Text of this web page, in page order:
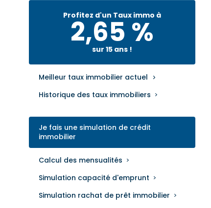
Profitez d'un Taux immo à
2,65 %
sur 15 ans !
Meilleur taux immobilier actuel
Historique des taux immobiliers
Je fais une simulation de crédit
immobilier
Calcul des mensualités
Simulation capacité d'emprunt
Simulation rachat de prêt immobilier